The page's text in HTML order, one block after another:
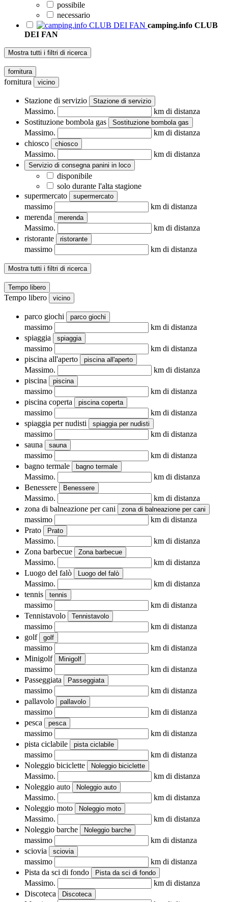
possibile
necessario
camping.info CLUB
DEI FAN
Mostra tutti i filtri di ricerca
fornitura
fornitura vicino
Stazione di servizio Stazione di servizio
Massimo.
km di distanza
Sostituzione bombola gas
Sostituzione bombola gas
Massimo.
km di distanza
chiosco
chiosco
Massimo. km di distanza
Servizio di consegna panini in loco
disponibile
solo durante l'alta stagione
supermercato
supermercato
massimo
km di distanza
merenda
merenda
Massimo.
km di distanza
ristorante
ristorante
massimo km di distanza
Mostra tutti i filtri di ricerca
Tempo libero
Tempo libero vicino
parco giochi parco giochi
massimo
km di distanza
spiaggia
spiaggia
massimo
km di distanza
piscina all'aperto
piscina all'aperto
Massimo.
km di distanza
piscina
piscina
massimo
km di distanza
piscina coperta
piscina coperta
massimo
km di distanza
spiaggia per nudisti
spiaggia per nudisti
massimo
km di distanza
sauna
sauna
massimo
km di distanza
bagno termale
bagno termale
Massimo.
km di distanza
Benessere
Benessere
Massimo.
km di distanza
zona di balneazione per cani
zona di balneazione per cani
massimo
km di distanza
Prato
Prato
Massimo.
km di distanza
Zona barbecue
Zona barbecue
Massimo.
km di distanza
Luogo del falò
Luogo del falò
Massimo.
km di distanza
tennis
tennis
massimo
km di distanza
Tennistavolo
Tennistavolo
massimo
km di distanza
golf
golf
massimo
km di distanza
Minigolf
Minigolf
massimo
km di distanza
Passeggiata
Passeggiata
massimo
km di distanza
pallavolo
pallavolo
massimo
km di distanza
pesca
pesca
massimo
km di distanza
pista ciclabile
pista ciclabile
massimo
km di distanza
Noleggio biciclette
Noleggio biciclette
Massimo.
km di distanza
Noleggio auto
Noleggio auto
Massimo.
km di distanza
Noleggio moto
Noleggio moto
Massimo.
km di distanza
Noleggio barche
Noleggio barche
massimo
km di distanza
sciovia
sciovia
massimo
km di distanza
Pista da sci di fondo
Pista da sci di fondo
Massimo.
km di distanza
Discoteca
Discoteca